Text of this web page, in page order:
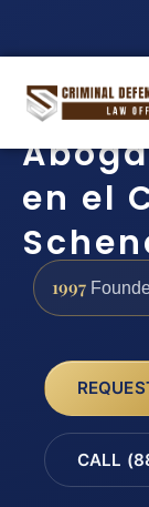
en el
1997
CALL